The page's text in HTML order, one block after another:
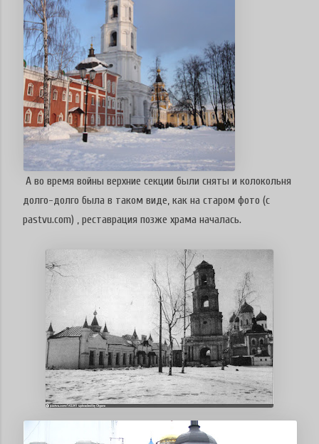
А во время войны верхние секции были сняты и колокольня
долго-долго была в таком виде, как на старом фото (c
pastvu.com) , реставрация позже храма началась.